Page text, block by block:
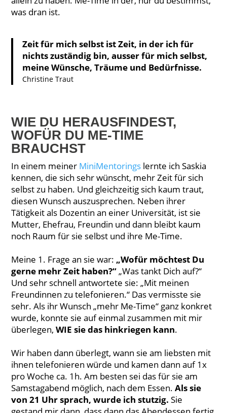
was dran ist.
Zeit für mich selbst ist Zeit, in der ich für
nichts zuständig bin, ausser für mich selbst,
meine Wünsche, Träume und Bedürfnisse.
Christine Traut
WIE DU HERAUSFINDEST,
WOFÜR DU ME-TIME
BRAUCHST
In einem meiner MiniMentorings lernte ich Saskia
kennen, die sich sehr wünscht, mehr Zeit für sich
selbst zu haben. Und gleichzeitig sich kaum traut,
diesen Wunsch auszusprechen. Neben ihrer
Tätigkeit als Dozentin an einer Universität, ist sie
Mutter, Ehefrau, Freundin und dann bleibt kaum
noch Raum für sie selbst und ihre Me-Time.
Meine 1. Frage an sie war: „Wofür möchtest Du
gerne mehr Zeit haben?“„Was tankt Dich auf?“
Und sehr schnell antwortete sie: „Mit meinen
Freundinnen zu telefonieren.“ Das vermisste sie
sehr. Als ihr Wunsch „mehr Me-Time“ ganz konkret
wurde, konnte sie auf einmal zusammen mit mir
überlegen,WIE sie das hinkriegen kann.
Wir haben dann überlegt, wann sie am liebsten mit
ihnen telefonieren würde und kamen dann auf 1x
pro Woche ca. 1h. Am besten sei das für sie am
Samstagabend möglich, nach dem Essen.Als sie
von 21 Uhr sprach, wurde ich stutzig. Sie